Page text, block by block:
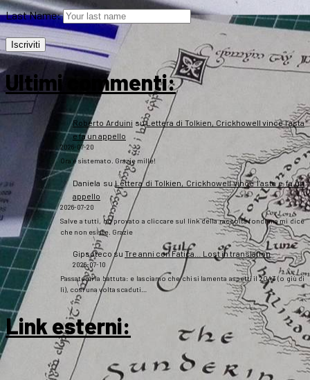
Last Name:
Ultimi commenti:
Roberto Arduini suLettera di Tolkien, Crickhowell vince l’asta
e fa un appello
2026-07-20
Ora è sistemato. Grazie mille!
Daniela suLettera di Tolkien, Crickhowell vince l’asta e fa un
appello
2026-07-20
Salve a tutti, ho provato a cliccare sul link della raccolta fondi ma mi dice
che non esiste. Grazie
Gipsotecosu Tre anni con Fatica… Lost in translation
2026-07-10
Passatemi la battuta: e lasciamo che chi si lamenta aspetti il 2043 (o giù di
lì), così una volta scaduti…
Link esterni: